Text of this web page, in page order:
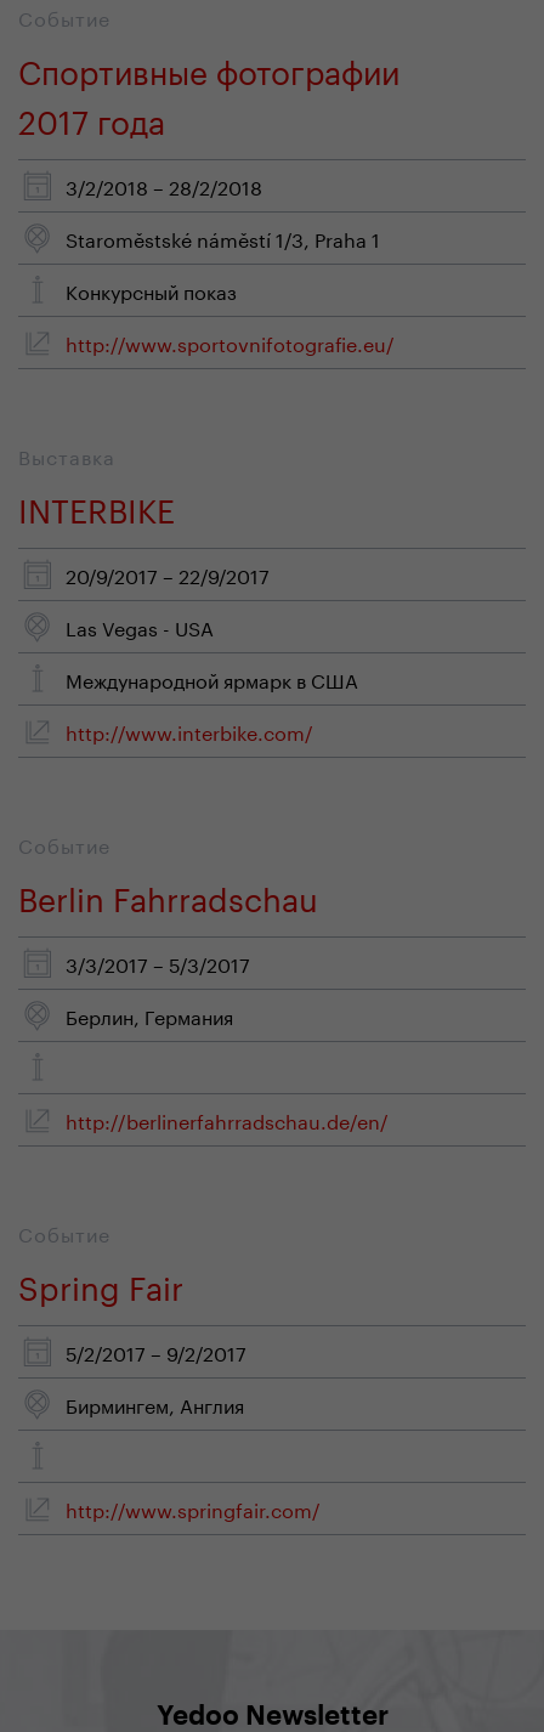
Событие
Спортивные фотографии
2017 года
3/2/2018 – 28/2/2018
Staroměstské náměstí 1/3, Praha 1
Конкурсный показ
http://www.sportovnifotografie.eu/
Выставка
INTERBIKE
20/9/2017 – 22/9/2017
Las Vegas - USA
Mеждународной ярмарк в США
http://www.interbike.com/
Событие
Berlin Fahrradschau
3/3/2017 – 5/3/2017
Берлин, Германия
http://berlinerfahrradschau.de/en/
Событие
Spring Fair
5/2/2017 – 9/2/2017
Бирмингем, Англия
http://www.springfair.com/
Yedoo Newsletter